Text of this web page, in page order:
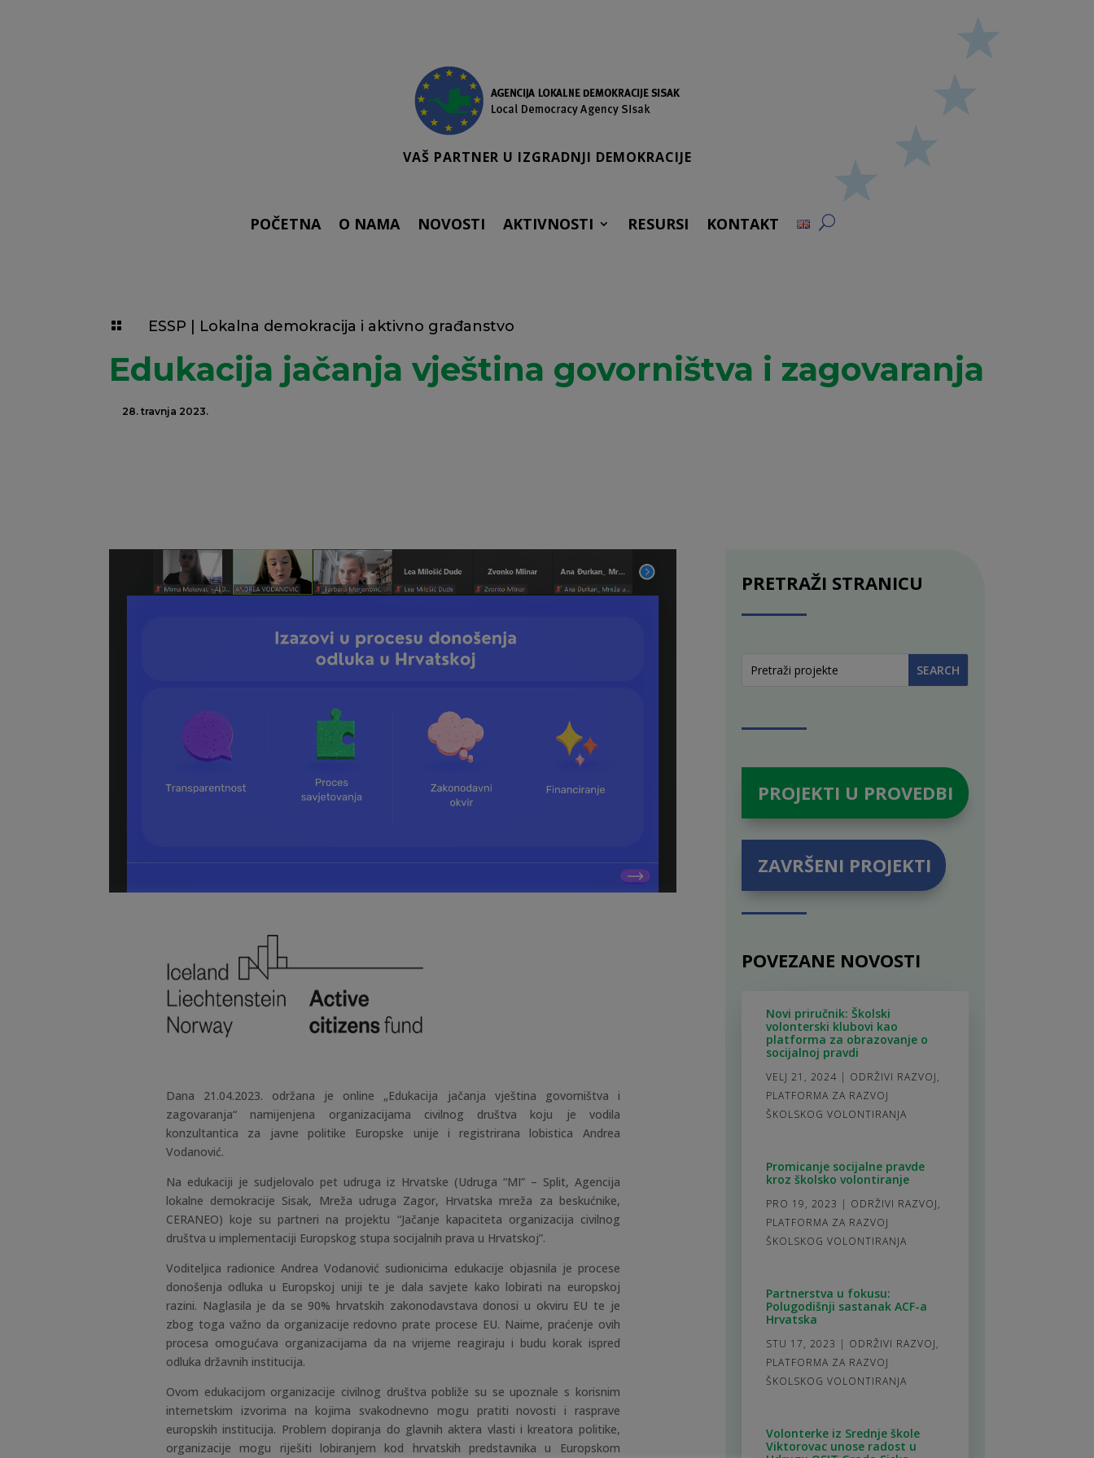
VAŠ PARTNER U IZGRADNJI DEMOKRACIJE
POČETNA O NAMA NOVOSTI AKTIVNOSTI RESURSI KONTAKT
 ESSP Lokalna demokracija i aktivno građanstvo
Edukacija jačanja vještina govorništva i zagovaranja
28. travnja 2023.
Dana 21.04.2023. održana je online „Edukacija jačanja vještina govorništva i
zagovaranja“ namijenjena organizacijama civilnog društva koju je vodila
konzultantica za javne politike Europske unije i registrirana lobistica Andrea
Vodanović.
Na edukaciji je sudjelovalo pet udruga iz Hrvatske (Udruga “MI” – Split, Agencija
lokalne demokracije Sisak, Mreža udruga Zagor, Hrvatska mreža za beskućnike,
CERANEO) koje su partneri na projektu “Jačanje kapaciteta organizacija civilnog
društva u implementaciji Europskog stupa socijalnih prava u Hrvatskoj”.
Voditeljica radionice Andrea Vodanović sudionicima edukacije objasnila je procese
donošenja odluka u Europskoj uniji te je dala savjete kako lobirati na europskoj
razini. Naglasila je da se 90% hrvatskih zakonodavstava donosi u okviru EU te je
zbog toga važno da organizacije redovno prate procese EU. Naime, praćenje ovih
procesa omogućava organizacijama da na vrijeme reagiraju i budu korak ispred
odluka državnih institucija.
Ovom edukacijom organizacije civilnog društva pobliže su se upoznale s korisnim
internetskim izvorima na kojima svakodnevno mogu pratiti novosti i rasprave
europskih institucija. Problem dopiranja do glavnih aktera vlasti i kreatora politike,
organizacije mogu riješiti lobiranjem kod hrvatskih predstavnika u Europskom
PRETRAŽI STRANICU
PROJEKTI U PROVEDBI
ZAVRŠENI PROJEKTI
POVEZANE NOVOSTI
Novi priručnik: Školski
volonterski klubovi kao
platforma za obrazovanje o
socijalnoj pravdi
VELJ 21, 2024 | ODRŽIVI RAZVOJ,
PLATFORMA ZA RAZVOJ
ŠKOLSKOG VOLONTIRANJA
Promicanje socijalne pravde
kroz školsko volontiranje
PRO 19, 2023 | ODRŽIVI RAZVOJ,
PLATFORMA ZA RAZVOJ
ŠKOLSKOG VOLONTIRANJA
Partnerstva u fokusu:
Polugodišnji sastanak ACF-a
Hrvatska
STU 17, 2023 | ODRŽIVI RAZVOJ,
PLATFORMA ZA RAZVOJ
ŠKOLSKOG VOLONTIRANJA
Volonterke iz Srednje škole
Viktorovac unose radost u